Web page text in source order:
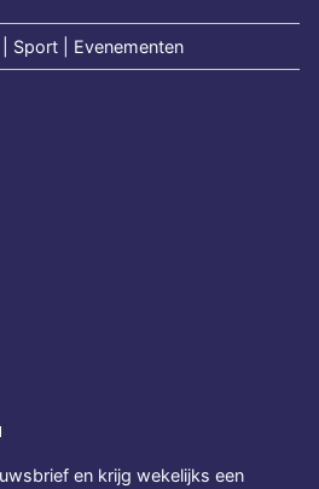
Sport | Evenementen
en krijg wekelijks een